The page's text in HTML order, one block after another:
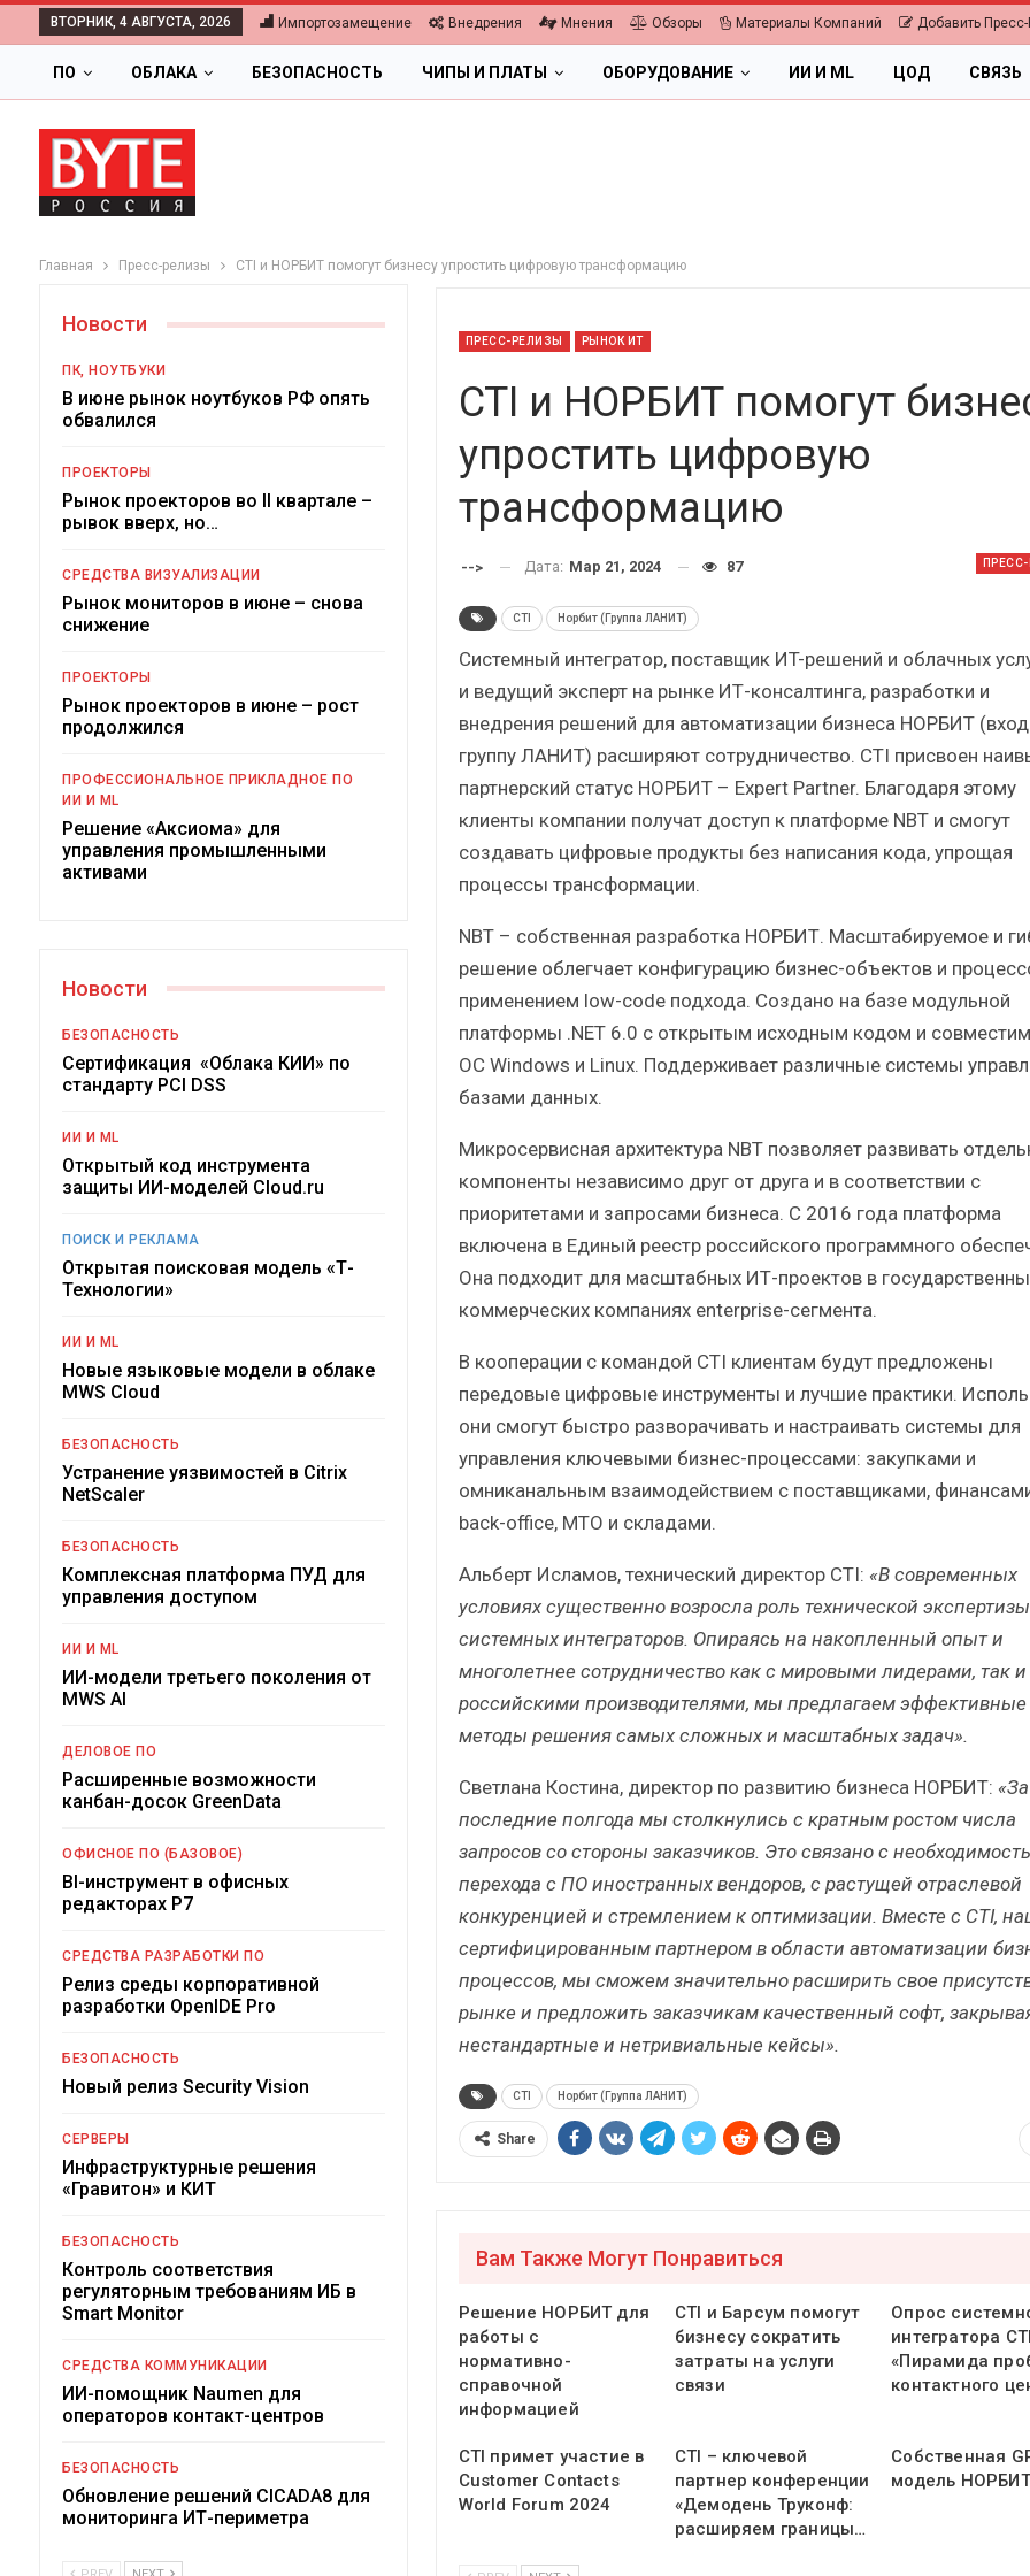
ВТОРНИК, 4 АВГУСТА, 2026 Импортозамещение Внедрения Мнения Обзоры Материалы Компаний Добавить Пресс-
ПО ОБЛАКА БЕЗОПАСНОСТЬ ЧИПЫ И ПЛАТЫ ОБОРУДОВАНИЕ ИИ И ML ЦОД СВЯЗЬ
Главная Пресс-релизы CTI и НОРБИТ помогут бизнесу упростить цифровую трансформацию
ПРЕСС-РЕЛИЗЫ РЫНОК ИТ
CTI и НОРБИТ помогут
упростить цифровую
трансформацию
--> Дата: Мар 21, 2024 87
CTI Норбит (Группа ЛАНИТ)
Системный интегратор, поставщик ИT-решений и облачных
и ведущий эксперт на рынке ИТ-консалтинга, разработки и
внедрения решений для автоматизации бизнеса НОРБИТ
группу ЛАНИТ) расширяют сотрудничество. CTI присвоен
партнерский статус НОРБИТ – Expert Partner. Благодаря этому
клиенты компании получат доступ к платформе NBT и смогут
создавать цифровые продукты без написания кода, упрощая
процессы трансформации.
NBT – собственная разработка НОРБИТ. Масштабируемое и
решение облегчает конфигурацию бизнес-объектов и
применением low-code подхода. Создано на базе модульной
платформы .NET 6.0 с открытым исходным кодом и
ОС Windows и Linux. Поддерживает различные системы
базами данных.
Микросервисная архитектура NBT позволяет развивать
компоненты независимо друг от друга и в соответствии с
приоритетами и запросами бизнеса. C 2016 года платформа
включена в Единый реестр российского программного
Она подходит для масштабных ИТ-проектов в
коммерческих компаниях enterprise-сегмента.
В кооперации с командой CTI клиентам будут предложены
передовые цифровые инструменты и лучшие практики.
они смогут быстро разворачивать и настраивать системы для
управления ключевыми бизнес-процессами: закупками и
омниканальным взаимодействием с поставщиками,
back-office, МТО и складами.
Альберт Исламов, технический директор CTI: «В современных
условиях существенно возросла роль технической экспертизы
системных интеграторов. Опираясь на накопленный опыт и
многолетнее сотрудничество как с мировыми лидерами, так и
российскими производителями, мы предлагаем эффективные
методы решения самых сложных и масштабных задач».
Светлана Костина, директор по развитию бизнеса НОРБИТ: «За
последние полгода мы столкнулись с кратным ростом числа
запросов со стороны заказчиков. Это связано с
перехода с ПО иностранных вендоров, с растущей отраслевой
конкуренцией и стремлением к оптимизации. Вместе с CTI,
сертифицированным партнером в области автоматизации
процессов, мы сможем значительно расширить свое
рынке и предложить заказчикам качественный софт,
нестандартные и нетривиальные кейсы».
CTI Норбит (Группа ЛАНИТ)
Share
Вам Также Могут Понравиться
Решение НОРБИТ для
работы с
нормативно-
справочной
информацией
CTI и Барсум помогут
бизнесу сократить
затраты на услуги
связи
Опрос
интегратора
«Пирамида
контактного
CTI примет участие в
Customer Contacts
World Forum 2024
CTI – ключевой
партнер конференции
«Демодень Труконф:
расширяем границы…
Собственная
модель НОРБИТ
Новости
ПК, НОУТБУКИ
В июне рынок ноутбуков РФ опять
обвалился
ПРОЕКТОРЫ
Рынок проекторов во II квартале –
рывок вверх, но…
СРЕДСТВА ВИЗУАЛИЗАЦИИ
Рынок мониторов в июне – снова
снижение
ПРОЕКТОРЫ
Рынок проекторов в июне – рост
продолжился
ПРОФЕССИОНАЛЬНОЕ ПРИКЛАДНОЕ ПО
ИИ И ML
Решение «Аксиома» для
управления промышленными
активами
Новости
БЕЗОПАСНОСТЬ
Сертификация «Облака КИИ» по
стандарту PCI DSS
ИИ И ML
Открытый код инструмента
защиты ИИ-моделей Cloud.ru
ПОИСК И РЕКЛАМА
Открытая поисковая модель «Т-
Технологии»
ИИ И ML
Новые языковые модели в облаке
MWS Cloud
БЕЗОПАСНОСТЬ
Устранение уязвимостей в Citrix
NetScaler
БЕЗОПАСНОСТЬ
Комплексная платформа ПУД для
управления доступом
ИИ И ML
ИИ-модели третьего поколения от
MWS AI
ДЕЛОВОЕ ПО
Расширенные возможности
канбан-досок GreenData
ОФИСНОЕ ПО (БАЗОВОЕ)
BI-инструмент в офисных
редакторах Р7
СРЕДСТВА РАЗРАБОТКИ ПО
Релиз среды корпоративной
разработки OpenIDE Pro
БЕЗОПАСНОСТЬ
Новый релиз Security Vision
СЕРВЕРЫ
Инфраструктурные решения
«Гравитон» и КИТ
БЕЗОПАСНОСТЬ
Контроль соответствия
регуляторным требованиям ИБ в
Smart Monitor
СРЕДСТВА КОММУНИКАЦИИ
ИИ-помощник Naumen для
операторов контакт-центров
БЕЗОПАСНОСТЬ
Обновление решений CICADA8 для
мониторинга ИТ-периметра
Цифровая экономика 2026.
Подкосят ли глобальные угрозы
российский рынок ИБП?
ПК, НОУТБУКИ
Итоги и Бестселлеры
ИБП
Отрасль ИБП в депрессии?
Часть II.
Анализ
Самый